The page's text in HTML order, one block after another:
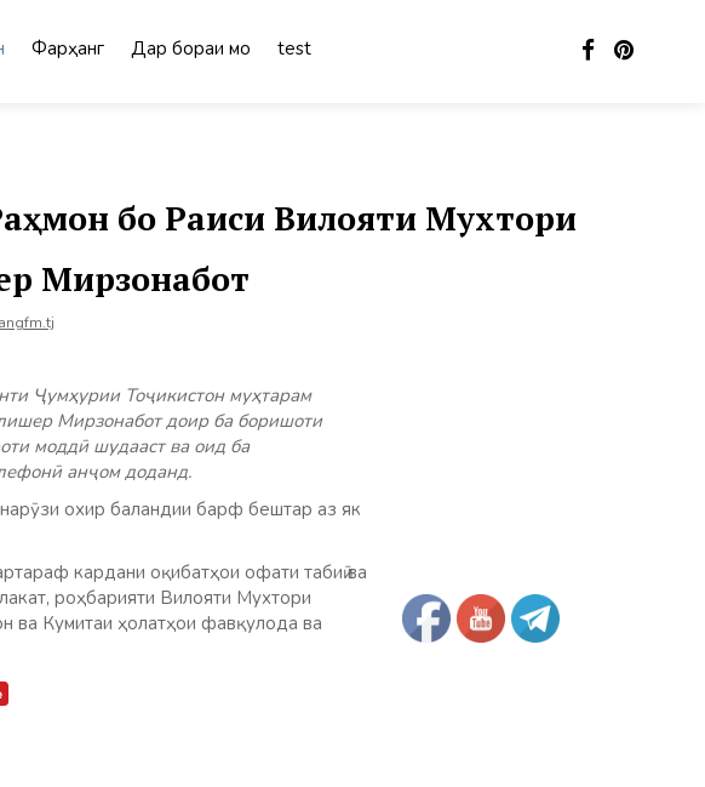
Фарҳанг Дар бораи мо test
бо Раиси Вилояти Мухтори
Мирзонабот
Ҷумҳурии Тоҷикистон муҳтарам
Мирзонабот доир ба боришоти
моддӣ шудааст ва оид ба
анҷом доданд.
охир баландии барф бештар аз як
кардани оқибатҳои офати табиӣ ва
роҳбарияти Вилояти Мухтори
ва Кумитаи ҳолатҳои фавқулода ва